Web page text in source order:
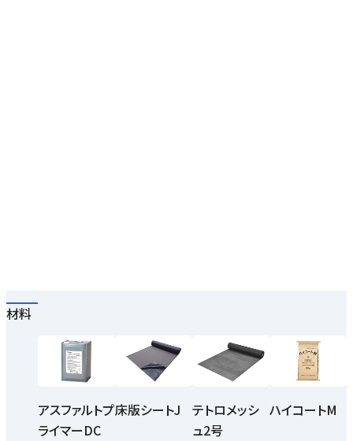
材料
アスファルトプ
ライマーDC
床版シートJ
テトロメッシ
ュ2号
ハイコートM